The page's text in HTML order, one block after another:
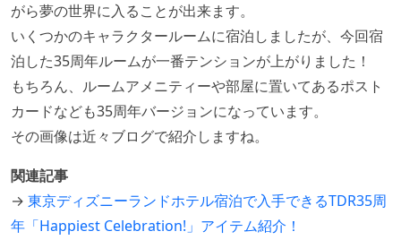
がら夢の世界に入ることが出来ます。
いくつかのキャラクタールームに宿泊しましたが、今回宿
泊した35周年ルームが一番テンションが上がりました！
もちろん、ルームアメニティーや部屋に置いてあるポスト
カードなども35周年バージョンになっています。
その画像は近々ブログで紹介しますね。
関連記事
→ 東京ディズニーランドホテル宿泊で入手できるTDR35周
年「Happiest Celebration!」アイテム紹介！